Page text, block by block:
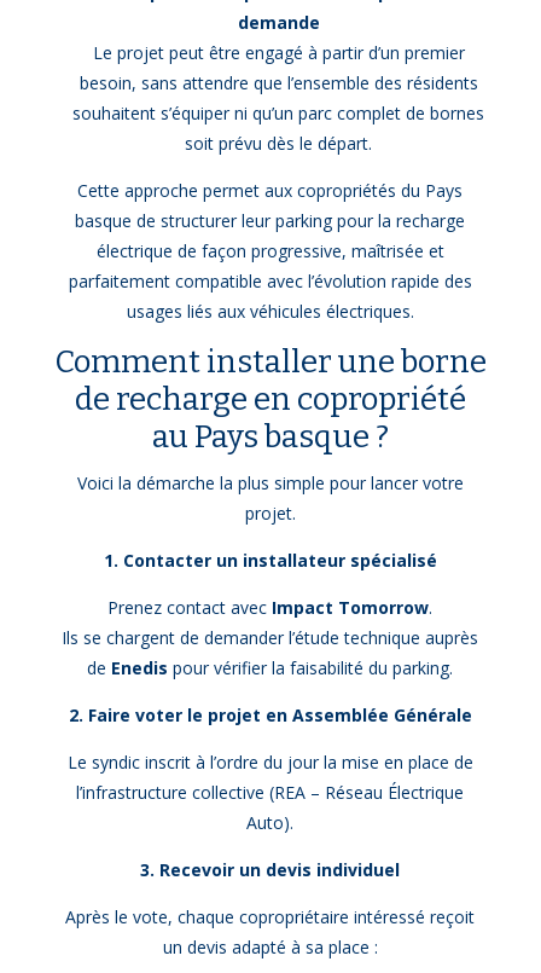
demande
Le projet peut être engagé à partir d’un premier
besoin, sans attendre que l’ensemble des résidents
souhaitent s’équiper ni qu’un parc complet de bornes
soit prévu dès le départ.
Cette approche permet aux copropriétés du Pays
basque de structurer leur parking pour la recharge
électrique de façon progressive, maîtrisée et
parfaitement compatible avec l’évolution rapide des
usages liés aux véhicules électriques.
Comment installer une borne
de recharge en copropriété
au Pays basque ?
Voici la démarche la plus simple pour lancer votre
projet.
1. Contacter un installateur spécialisé
Prenez contact avec Impact Tomorrow.
Ils se chargent de demander l’étude technique auprès
de Enedis pour vérifier la faisabilité du parking.
2. Faire voter le projet en Assemblée Générale
Le syndic inscrit à l’ordre du jour la mise en place de
l’infrastructure collective (REA – Réseau Électrique
Auto).
3. Recevoir un devis individuel
Après le vote, chaque copropriétaire intéressé reçoit
un devis adapté à sa place :